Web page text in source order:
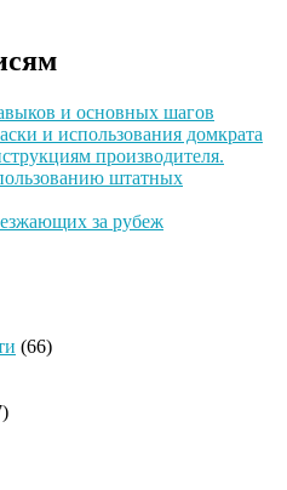
и основных шагов
и использования домкрата
производителя.
штатных
за рубеж
(66)